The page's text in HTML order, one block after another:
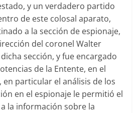
y un verdadero partido
de este colosal aparato,
a la sección de espionaje,
del coronel Walter
sección, y fue encargado
de la Entente, en el
en particular el análisis de los
en el espionaje le permitió el
la información sobre la